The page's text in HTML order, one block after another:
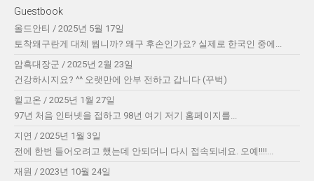
Guestbook
올드안티 / 2025년 5월 17일
토착왜구란게 대체 뭡니까? 왜구 후손인가요? 실제로 한국인 중에...
암흑대장군 / 2025년 2월 23일
건강하시지요? ^^ 오랫만에 안부 전하고 갑니다 (꾸벅)
윌고온 / 2025년 1월 27일
97년 처음 인터넷을 접하고 98년 여기 저기 홈페이지를...
지연 / 2025년 1월 3일
전에 한번 들어오려고 했는데 안되더니 다시 접속되네요. 오예!!!!...
재원 / 2023년 10월 24일